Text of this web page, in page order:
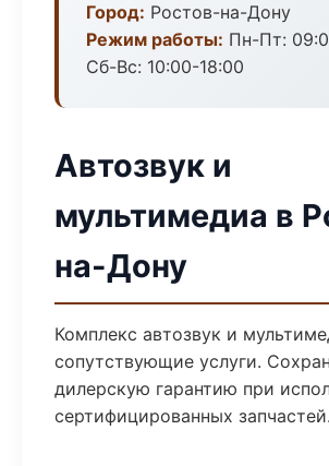
Город: Ростов-на-Дону
Режим работы: Пн-Пт:
Сб-Вс: 10:00-18:00
Автозвук и
мультимедиа в
на-Дону
Комплекс автозвук и
сопутствующие услуги.
дилерскую гарантию при
сертифицированных запчастей.